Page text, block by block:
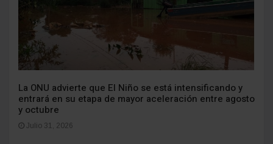
La ONU advierte que El Niño se está intensificando y
entrará en su etapa de mayor aceleración entre agosto
y octubre
Julio 31, 2026